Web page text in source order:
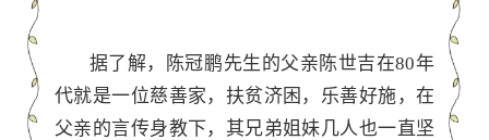
据了解，陈冠鹏先生的父亲陈世吉在80年
代就是一位慈善家，扶贫济困，乐善好施，在
父亲的言传身教下，其兄弟姐妹几人也一直坚